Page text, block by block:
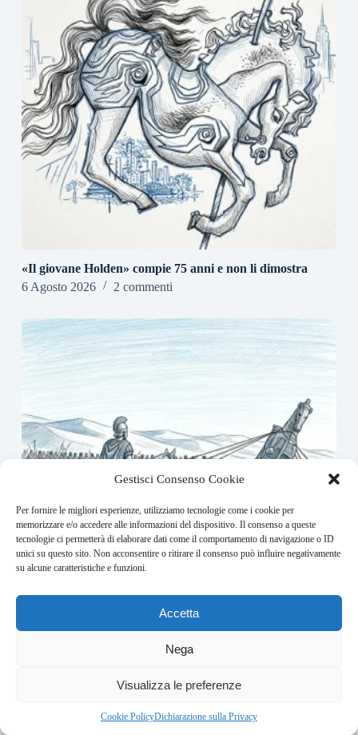
Gestisci Consenso Cookie
Per fornire le migliori esperienze, utilizziamo tecnologie come i cookie per
memorizzare e/o accedere alle informazioni del dispositivo. Il consenso a queste
tecnologie ci permetterà di elaborare dati come il comportamento di navigazione o ID
unici su questo sito. Non acconsentire o ritirare il consenso può influire negativamente
su alcune caratteristiche e funzioni.
Accetta
Nega
Visualizza le preferenze
Cookie PolicyDichiarazione sulla Privacy
«Il giovane Holden» compie 75 anni e non li dimostra
6 Agosto 2026
2 commenti